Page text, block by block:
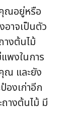
ณอยู่หรือ
อาจเป็นตัว
งต้นไม้
พงในการ
ณ และยัง
องเก่าอีก
างต้นไม้ มี